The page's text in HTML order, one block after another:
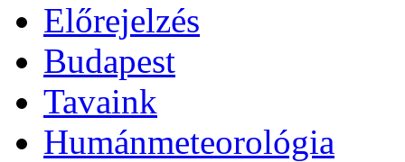
Előrejelzés
Budapest
Tavaink
Humánmeteorológia